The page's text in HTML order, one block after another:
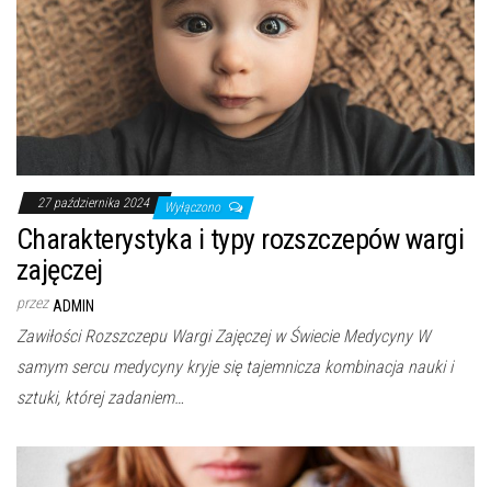
27 października 2024 Wyłączono
Charakterystyka i typy rozszczepów wargi
zajęczej
przez ADMIN
Zawiłości Rozszczepu Wargi Zajęczej w Świecie Medycyny W
samym sercu medycyny kryje się tajemnicza kombinacja nauki i
sztuki, której zadaniem…